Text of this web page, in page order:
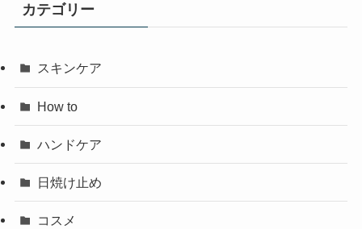
カテゴリー
スキンケア
How to
ハンドケア
日焼け止め
コスメ